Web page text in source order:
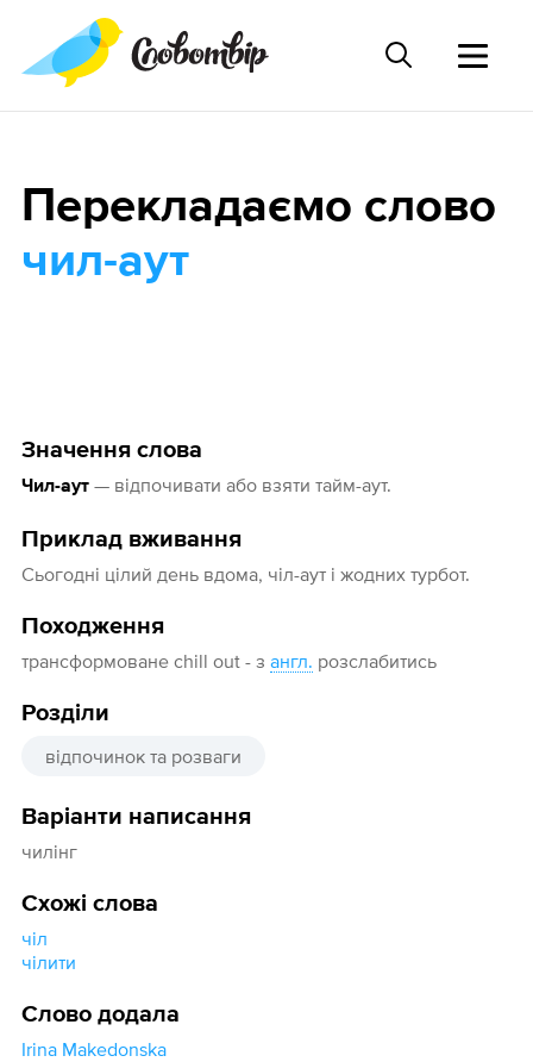
Значення слова
Чил-аут— відпочивати або взяти тайм-аут.
Приклад вживання
Сьогодні цілий день вдома, чіл-аут і жодних турбот.
Походження
трансформоване chill out - з англ. розслабитись
Розділи
відпочинок та розваги
Варіанти написання
чилінг
Схожі слова
чіл
чілити
Слово додала
Irina Makedonska
Перекладаємо слово
чил-аут